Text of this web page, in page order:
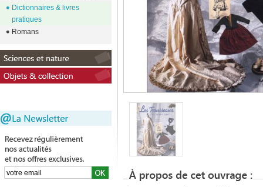
Dictionnaires & livres
pratiques
Romans